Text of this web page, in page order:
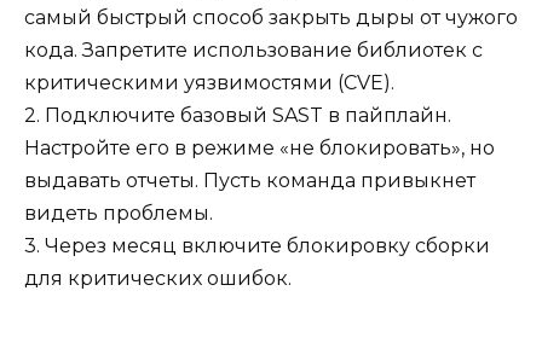
самый быстрый способ закрыть дыры от чужого
кода. Запретите использование библиотек с
критическими уязвимостями (CVE).
2. Подключите базовый SAST в пайплайн.
Настройте его в режиме «не блокировать», но
выдавать отчеты. Пусть команда привыкнет
видеть проблемы.
3. Через месяц включите блокировку сборки
для критических ошибок.